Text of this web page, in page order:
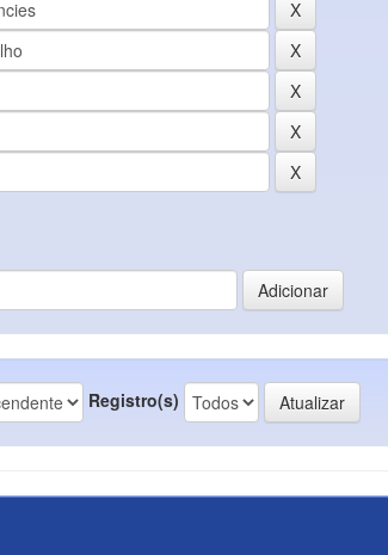
Registro(s)